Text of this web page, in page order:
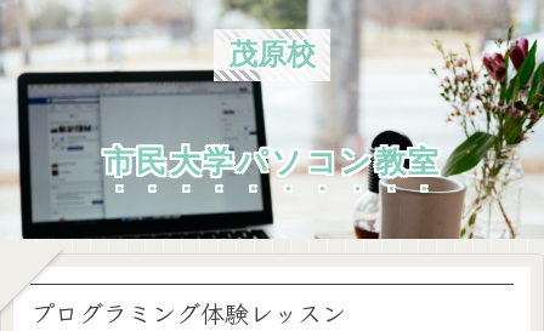
茂原校
市民大学パソコン教室
プログラミング体験レッスン